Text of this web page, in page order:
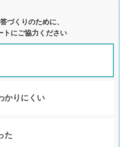
づくりのために、
トにご協力ください
かりにくい
た